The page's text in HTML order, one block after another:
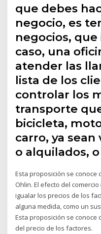
que debes
negocio, es
negocios,
caso, una
atender las
lista de los
controlar los
transporte
bicicleta,
carro, ya
o alquilados, o
Esta proposición se conoce
Ohlin. El efecto del
igualar los precios de los
alguna medida, como un
Esta proposición se conoce
del precio de los factores.